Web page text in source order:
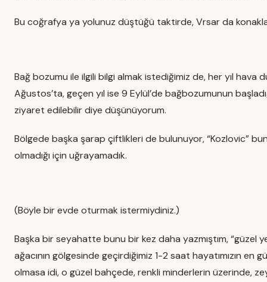
Bu coğrafya ya yolunuz düştüğü taktirde, Vrsar da
Bağ bozumu ile ilgili bilgi almak istediğimiz de, her yıl
Ağustos’ta, geçen yıl ise 9 Eylül’de bağbozumunun
ziyaret edilebilir diye düşünüyorum.
Bölgede başka şarap çiftlikleri de bulunuyor, “Kozlovic”
olmadığı için uğrayamadık.
(Böyle bir evde oturmak istermiydiniz.)
Başka bir seyahatte bunu bir kez daha yazmıştım, “güzel
ağacının gölgesinde geçirdiğimiz 1-2 saat hayatımızın
olmasa idi, o güzel bahçede, renkli minderlerin üzerinde,